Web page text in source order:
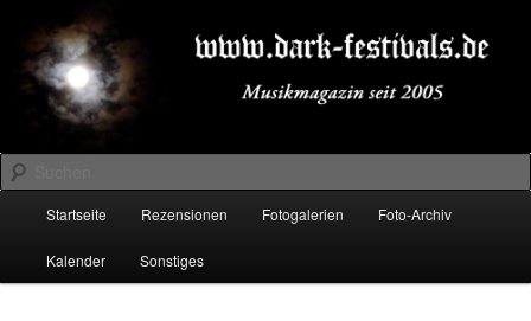
primären
Inhalt
springen
sekundären
Inhalt
springenDARK-FESTIVALS.DE
Suchen
Startseite Rezensionen Fotogalerien Foto-Archiv
Kalender Sonstiges